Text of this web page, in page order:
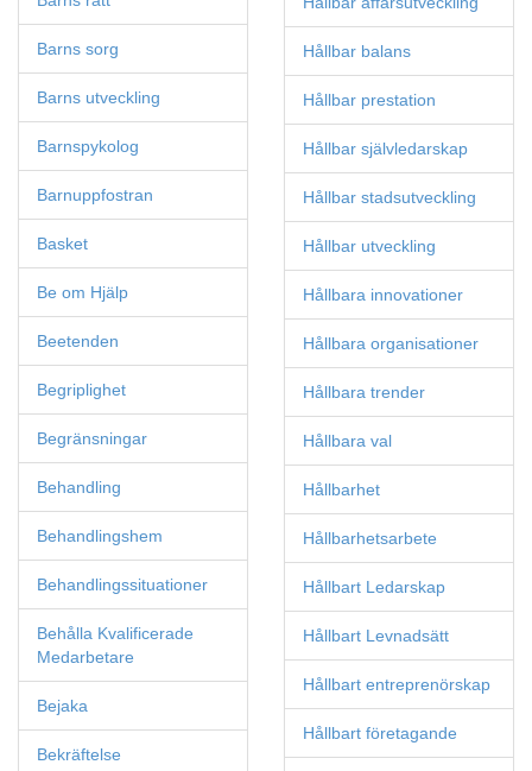
Barns sorg
Barns utveckling
Barnspykolog
Barnuppfostran
Basket
Be om Hjälp
Beetenden
Begriplighet
Begränsningar
Behandling
Behandlingshem
Behandlingssituationer
Behålla Kvalificerade
Medarbetare
Bejaka
Bekräftelse
Hållbar balans
Hållbar prestation
Hållbar självledarskap
Hållbar stadsutveckling
Hållbar utveckling
Hållbara innovationer
Hållbara organisationer
Hållbara trender
Hållbara val
Hållbarhet
Hållbarhetsarbete
Hållbart Ledarskap
Hållbart Levnadsätt
Hållbart entreprenörskap
Hållbart företagande